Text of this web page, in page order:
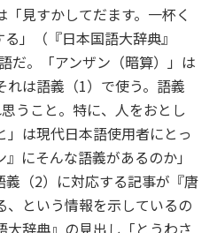
見すかしてだます。一杯く
」（『日本国語大辞典』
だ。「アンザン（暗算）」は
は語義（1）で使う。語義
うこと。特に、人をおとし
」は現代日本語使用者にとっ
にそんな語義があるのか」
義（2）に対応する記事が『唐
、という情報を示しているの
辞典』の見出し「とうわさ